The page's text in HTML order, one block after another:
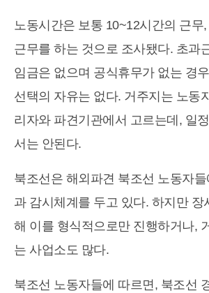
노동시간은 보통 10~12시간의 근무
근무를 하는 것으로 조사됐다. 초과
임금은 없으며 공식휴무가 없는 경
선택의 자유는 없다. 거주지는 노동
리자와 파견기관에서 고르는데, 일
서는 안된다.
북조선은 해외파견 북조선 노동자
과 감시체계를 두고 있다. 하지만 장
해 이를 형식적으로만 진행하거나,
는 사업소도 많다.
북조선 노동자들에 따르면, 북조선